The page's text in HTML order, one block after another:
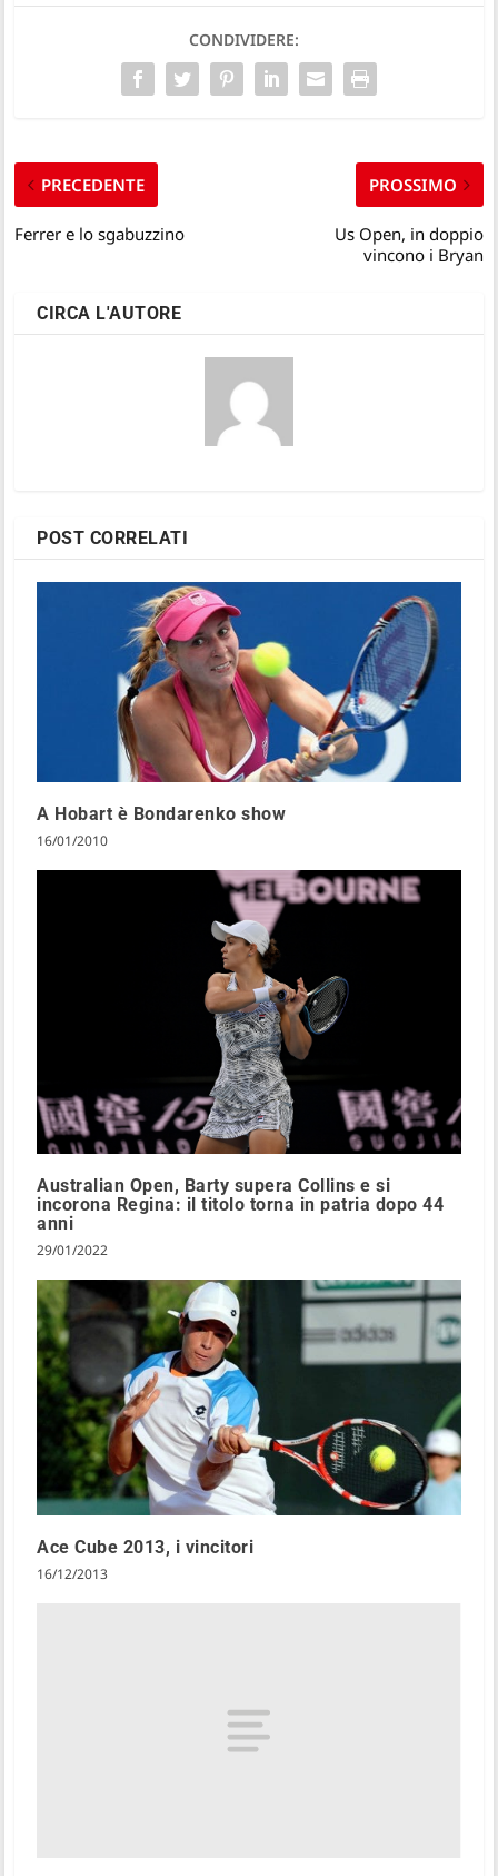
CONDIVIDERE:
PRECEDENTE
Ferrer e lo sgabuzzino
PROSSIMO
Us Open, in doppio
vincono i Bryan
CIRCA L'AUTORE
POST CORRELATI
A Hobart è Bondarenko show
16/01/2010
Australian Open, Barty supera Collins e si
incorona Regina: il titolo torna in patria dopo 44
anni
29/01/2022
Ace Cube 2013, i vincitori
16/12/2013